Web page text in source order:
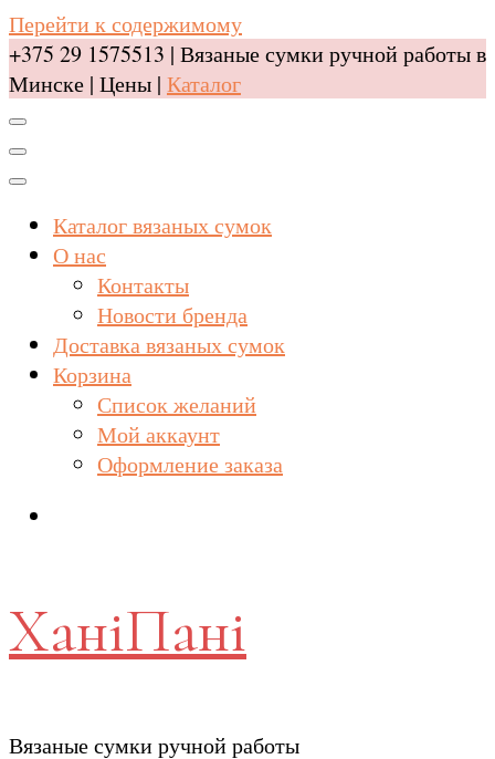
Перейти к содержимому
+375 29 1575513 | Вязаные сумки ручной работы в
Минске | Цены | Каталог
Каталог вязаных сумок
О нас
Контакты
Новости бренда
Доставка вязаных сумок
Корзина
Список желаний
Мой аккаунт
Оформление заказа
ХаніПані
Вязаные сумки ручной работы